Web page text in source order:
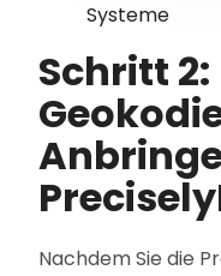
Systeme
Schritt 2:
Nachdem Sie die